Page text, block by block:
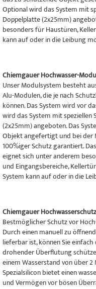
Optional wird das System mit
Doppelplatte (2x25mm)
besonders für Haustüren,
kann auf oder in die Leibung
Chiemgauer Hochwasser-
Unser Modulsystem besteht
Alu-Modulen, die je nach
können. Das System wird vor
wird das System mit
(2x25mm) angeboten. Das
Objekt angefertigt und bei der
100%iger Schutz garantiert.
eignet sich unter anderem
und Eingangsbereiche,
System kann auf oder in die
Chiemgauer
Bestmöglicher Schutz vor
Durch einen manuell zu
lieferbar ist, können Sie
drohender Überflutung
einem Wasserstand von über
Spezialsilicon bietet einen
und Vermögen vor bösen